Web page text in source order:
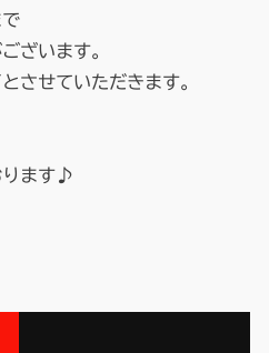
ざいます。
させていただきます。
ります♪